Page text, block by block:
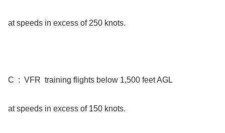
at speeds in excess of 250 knots.
C : VFR training flights below 1,500 feet AGL
at speeds in excess of 150 knots.